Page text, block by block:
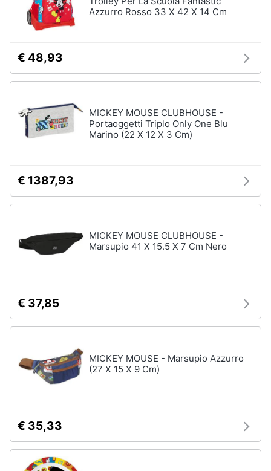
Azzurro Rosso 33 X 42 X 14 Cm
€ 48,93
MICKEY MOUSE CLUBHOUSE -
Portaoggetti Triplo Only One Blu
Marino (22 X 12 X 3 Cm)
€ 1387,93
MICKEY MOUSE CLUBHOUSE -
Marsupio 41 X 15.5 X 7 Cm Nero
€ 37,85
MICKEY MOUSE - Marsupio Azzurro
(27 X 15 X 9 Cm)
€ 35,33